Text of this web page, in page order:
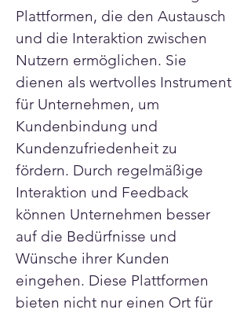
Plattformen, die den Austausch
und die Interaktion zwischen
Nutzern ermöglichen. Sie
dienen als wertvolles Instrument
für Unternehmen, um
Kundenbindung und
Kundenzufriedenheit zu
fördern. Durch regelmäßige
Interaktion und Feedback
können Unternehmen besser
auf die Bedürfnisse und
Wünsche ihrer Kunden
eingehen. Diese Plattformen
bieten nicht nur einen Ort für